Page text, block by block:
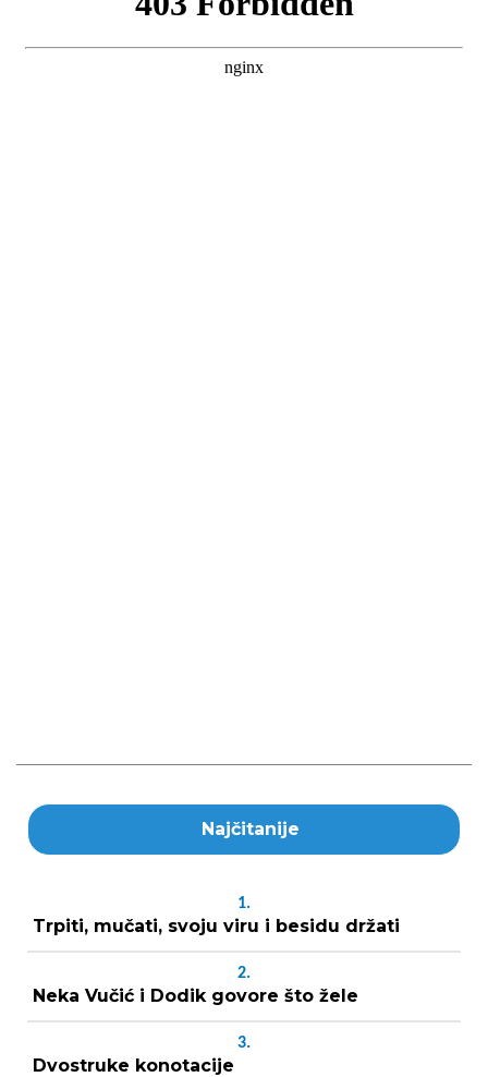
Najčitanije
1.
Trpiti, mučati, svoju viru i besidu držati
2.
Neka Vučić i Dodik govore što žele
3.
Dvostruke konotacije